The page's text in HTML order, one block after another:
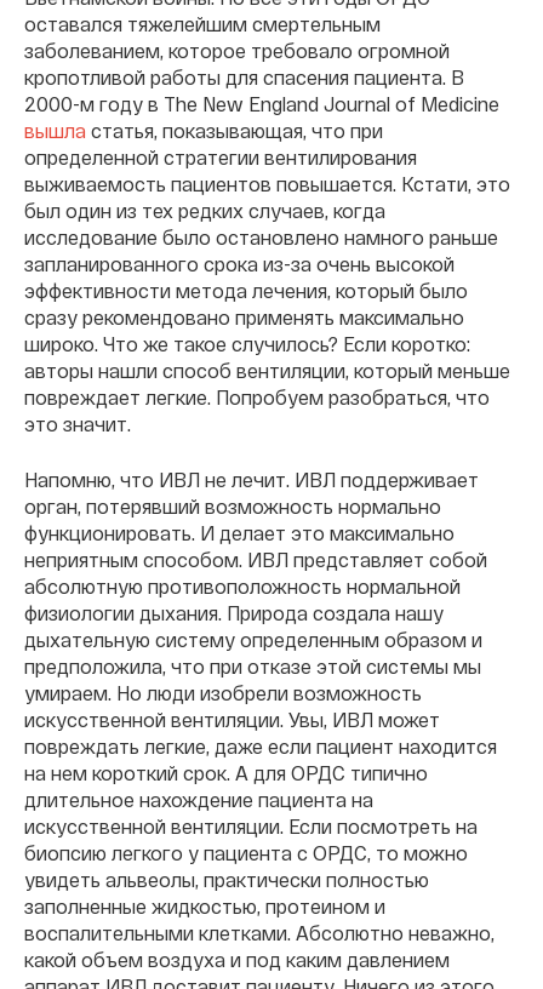
оставался тяжелейшим смертельным
заболеванием, которое требовало огромной
кропотливой работы для спасения пациента. В
2000-м году в The New England Journal of Medicine
вышла статья, показывающая, что при
определенной стратегии вентилирования
выживаемость пациентов повышается. Кстати, это
был один из тех редких случаев, когда
исследование было остановлено намного раньше
запланированного срока из-за очень высокой
эффективности метода лечения, который было
сразу рекомендовано применять максимально
широко. Что же такое случилось? Если коротко:
авторы нашли способ вентиляции, который меньше
повреждает легкие. Попробуем разобраться, что
это значит.
Напомню, что ИВЛ не лечит. ИВЛ поддерживает
орган, потерявший возможность нормально
функционировать. И делает это максимально
неприятным способом. ИВЛ представляет собой
абсолютную противоположность нормальной
физиологии дыхания. Природа создала нашу
дыхательную систему определенным образом и
предположила, что при отказе этой системы мы
умираем. Но люди изобрели возможность
искусственной вентиляции. Увы, ИВЛ может
повреждать легкие, даже если пациент находится
на нем короткий срок. А для ОРДС типично
длительное нахождение пациента на
искусственной вентиляции. Если посмотреть на
биопсию легкого у пациента с ОРДС, то можно
увидеть альвеолы, практически полностью
заполненные жидкостью, протеином и
воспалительными клетками. Абсолютно неважно,
какой объем воздуха и под каким давлением